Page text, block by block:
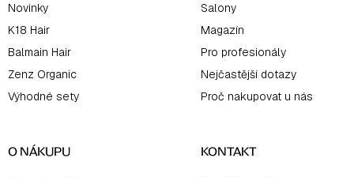
Novinky
K18 Hair
Balmain Hair
Zenz Organic
Výhodné sety
Salony
Magazín
Pro profesionály
Nejčastější dotazy
Proč nakupovat u nás
O NÁKUPU KONTAKT